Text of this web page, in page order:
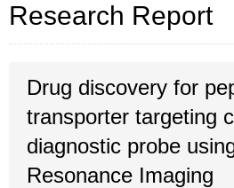
Research Report
Drug discovery for
transporter targeting
diagnostic probe
Resonance Imaging